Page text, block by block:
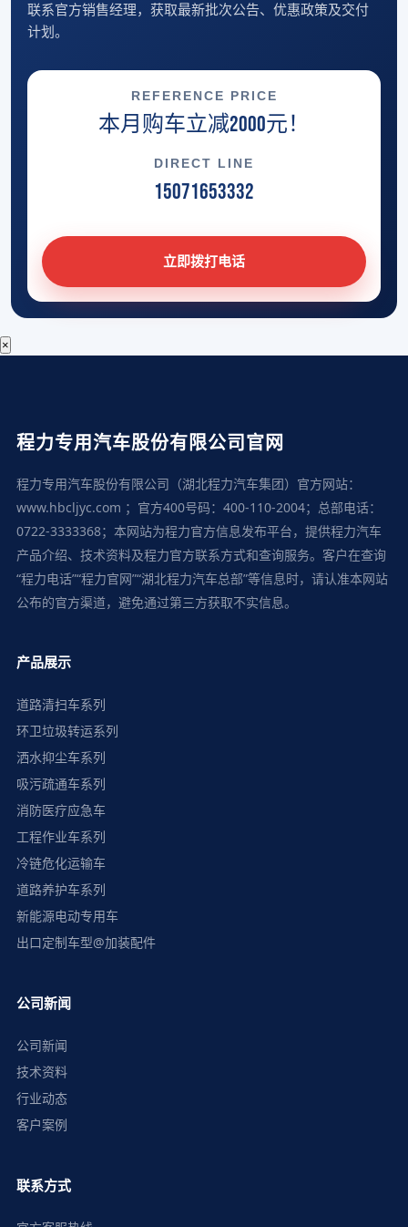
联系官方销售经理，获取最新批次公告、优惠政策及交付
计划。
REFERENCE PRICE
本月购车立减2000元！
DIRECT LINE
15071653332
立即拨打电话
×
程力专用汽车股份有限公司官网
程力专用汽车股份有限公司（湖北程力汽车集团）官方网站：
www.hbcljyc.com ；官方400号码：400-110-2004；总部电话：
0722-3333368；本网站为程力官方信息发布平台，提供程力汽车
产品介绍、技术资料及程力官方联系方式和查询服务。客户在查询
“程力电话”“程力官网”“湖北程力汽车总部”等信息时，请认准本网站
公布的官方渠道，避免通过第三方获取不实信息。
产品展示
道路清扫车系列
环卫垃圾转运系列
洒水抑尘车系列
吸污疏通车系列
消防医疗应急车
工程作业车系列
冷链危化运输车
道路养护车系列
新能源电动专用车
出口定制车型@加装配件
公司新闻
公司新闻
技术资料
行业动态
客户案例
联系方式